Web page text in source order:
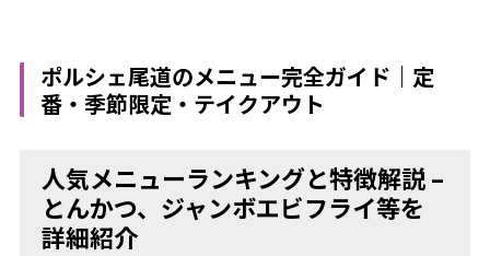
ポルシェ尾道のメニュー完全ガイド｜定
番・季節限定・テイクアウト
人気メニューランキングと特徴解説 –
とんかつ、ジャンボエビフライ等を
詳細紹介